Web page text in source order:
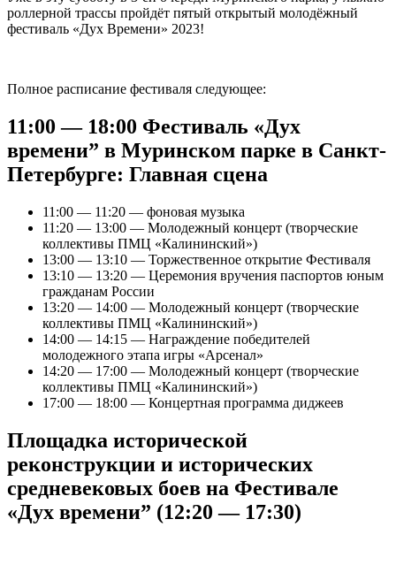
роллерной трассы пройдёт пятый открытый молодёжный
фестиваль «Дух Времени» 2023!
Полное расписание фестиваля следующее:
11:00 — 18:00 Фестиваль «Дух
времени” в Муринском парке в Санкт-
Петербурге: Главная сцена
11:00 — 11:20 — фоновая музыка
11:20 — 13:00 — Молодежный концерт (творческие
коллективы ПМЦ «Калининский»)
13:00 — 13:10 — Торжественное открытие Фестиваля
13:10 — 13:20 — Церемония вручения паспортов юным
гражданам России
13:20 — 14:00 — Молодежный концерт (творческие
коллективы ПМЦ «Калининский»)
14:00 — 14:15 — Награждение победителей
молодежного этапа игры «Арсенал»
14:20 — 17:00 — Молодежный концерт (творческие
коллективы ПМЦ «Калининский»)
17:00 — 18:00 — Концертная программа диджеев
Площадка исторической
реконструкции и исторических
средневековых боев на Фестивале
«Дух времени” (12:20 — 17:30)